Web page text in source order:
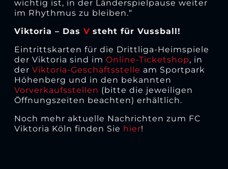
wichtig ist, in der Länderspielpause weiter
im Rhythmus zu bleiben.“
Viktoria – Das V steht für Vussball!
Eintrittskarten für die Drittliga-Heimspiele
der Viktoria sind im Online-Ticketshop, in
der Viktoria-Geschäftsstelle am Sportpark
Höhenberg und in den bekannten
Vorverkaufsstellen (bitte die jeweiligen
Öffnungszeiten beachten) erhältlich.
Noch mehr aktuelle Nachrichten zum FC
Viktoria Köln finden Sie hier!